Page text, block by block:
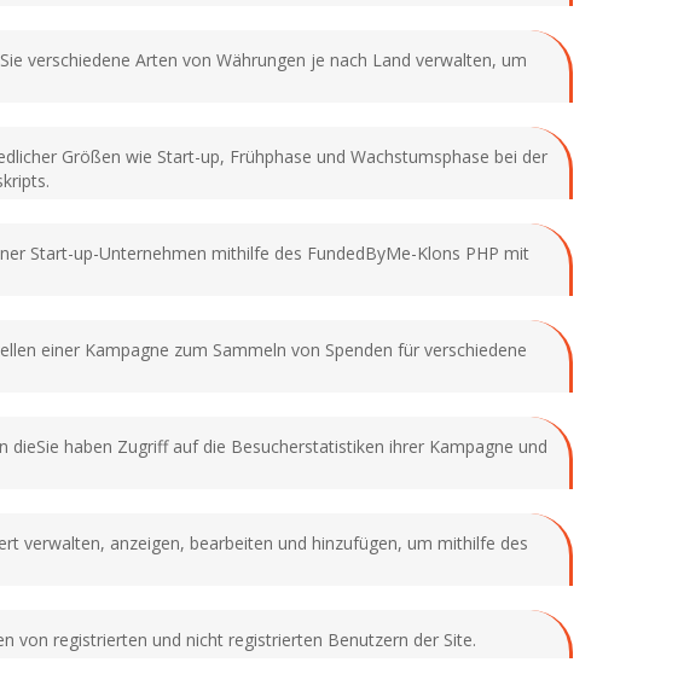
verschiedene Arten von Währungen je nach Land verwalten, um
Größen wie Start-up, Frühphase und Wachstumsphase bei der
Start-up-Unternehmen mithilfe des FundedByMe-Klons PHP mit
einer Kampagne zum Sammeln von Spenden für verschiedene
haben Zugriff auf die Besucherstatistiken ihrer Kampagne und
verwalten, anzeigen, bearbeiten und hinzufügen, um mithilfe des
von registrierten und nicht registrierten Benutzern der Site.